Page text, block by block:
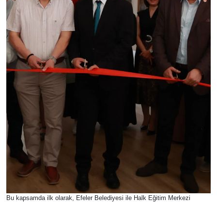
Bu kapsamda ilk olarak, Efeler Belediyesi ile Halk Eğitim Merkezi